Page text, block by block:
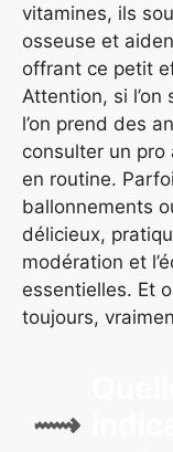
vitamines, ils
osseuse et
offrant ce petit
Attention, si l’on
l’on prend des
consulter un pro
en routine.
ballonnements
délicieux,
modération et
essentielles. Et
toujours,